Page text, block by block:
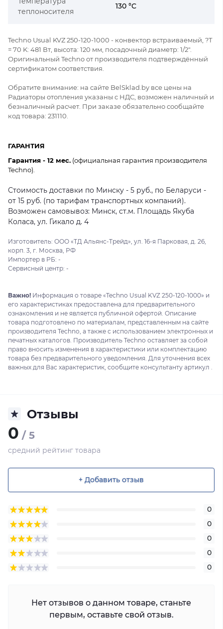
теплоносителя
130 °C
Techno Usual KVZ 250-120-1000 - конвектор встраиваемый, ?Т
= 70 K: 481 Вт, высота: 120 мм, посадочный диаметр: 1/2".
Оригинальный Techno от производителя подтверждённый
сертификатом соответствия.
Обратите внимание: на сайте BelSklad.by все цены на
Радиаторы отопления указаны с НДС, возможен наличный и
безналичный расчет. При заказе обязательно сообщайте
код товара: 231110.
ГАРАНТИЯ
Гарантия - 12 мес. (официальная гарантия производителя
Techno).
Стоимость доставки по Минску - 5 руб., по Беларуси -
от 15 руб. (по тарифам транспортных компаний).
Возможен самовывоз: Минск, ст.м. Площадь Якуба
Коласа, ул. Гикало д. 4
Изготовитель: ООО «ТД Альянс-Трейд», ул. 16-я Парковая, д. 26,
корп. 3, г. Москва, РФ
Импортер в РБ: -
Сервисный центр: -
Важно! Информация о товаре «Techno Usual KVZ 250-120-1000» и
его характеристиках предоставлена для предварительного
ознакомления и не является публичной офертой. Описание
товара подготовлено по материалам, представленным на сайте
производителя Techno, а также с использованием электронных и
печатных каталогов. Производитель Techno оставляет за собой
право вносить изменения в характеристики или комплектацию
товара без предварительного уведомления. Для уточнения всех
важных для Вас характеристик, сообщите консультанту артикул .
Отзывы
0 / 5
средний рейтинг товара
+ Добавить отзыв
0
0
0
0
0
Нет отзывов о данном товаре, станьте
первым, оставьте свой отзыв.